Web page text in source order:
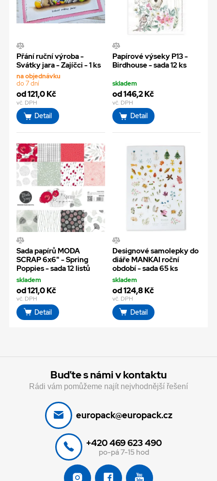
Přání ruční výroba -
Svátky jara - Zajíčci - 1 ks
na objednávku
do 7 dní
od 121,0 Kč
vč. DPH
Detail
Papírové výseky P13 -
Birdhouse - sada 12 ks
skladem
od 146,2 Kč
vč. DPH
Detail
Sada papírů MODA
SCRAP 6x6" - Spring
Poppies - sada 12 listů
skladem
od 121,0 Kč
vč. DPH
Detail
Designové samolepky do
diáře MANKAI roční
období - sada 65 ks
skladem
od 124,8 Kč
vč. DPH
Detail
Buďte s námi v kontaktu
Rádi vám pomůžeme najít nejvhodnější řešení
europack@europack.cz
+420 469 623 490
po-pá 7-15 hod